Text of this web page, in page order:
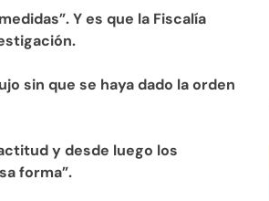
Y es que la Fiscalía
sin que se haya dado la orden
y desde luego los
forma”.